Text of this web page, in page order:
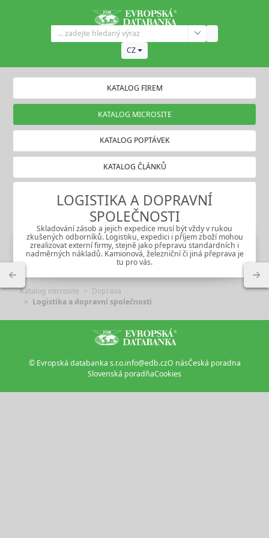
CZ
KATALOG FIREM
KATALOG MICROSITE
KATALOG POPTÁVEK
KATALOG ČLÁNKŮ
LOGISTIKA A DOPRAVNÍ
SPOLEČNOSTI
Skladování zásob a jejich expedice musí být vždy v rukou
zkušených odborníků. Logistiku, expedici i příjem zboží mohou
zrealizovat externí firmy, stejně jako přepravu standardních i
nadměrných nákladů. Kamionová, železniční či jiná přeprava je
tu pro vás.
Katalog microsite
Doprava
Logistika a dopravní společnosti
© Evropská databanka s.r.o.info@edb.czO násČeská poradna
Slovenská poradňaCookies